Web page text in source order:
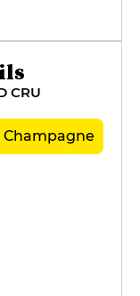
CRU
Champagne